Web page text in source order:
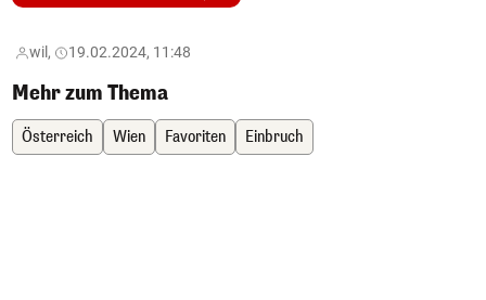
wil, 19.02.2024, 11:48
Mehr zum Thema
Österreich Wien Favoriten Einbruch